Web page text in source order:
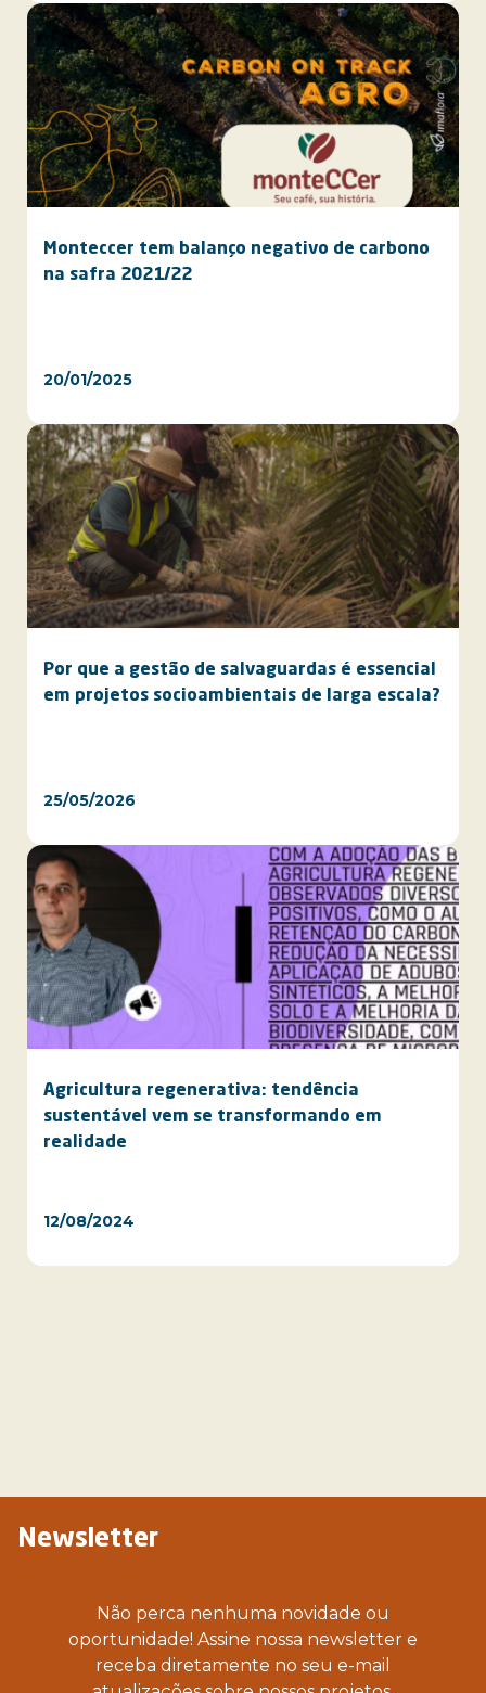
Monteccer tem balanço negativo de carbono
na safra 2021/22
20/01/2025
Por que a gestão de salvaguardas é essencial
em projetos socioambientais de larga escala?
25/05/2026
Agricultura regenerativa: tendência
sustentável vem se transformando em
realidade
12/08/2024
Newsletter
Não perca nenhuma novidade ou
oportunidade! Assine nossa newsletter e
receba diretamente no seu e-mail